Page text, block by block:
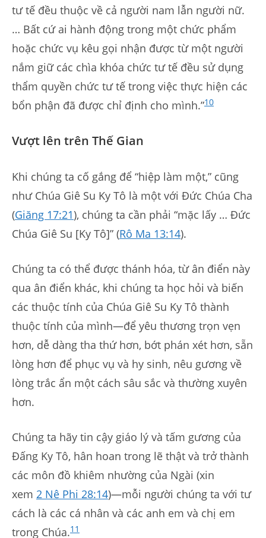
tư tế đều thuộc về cả người nam lẫn người nữ.
… Bất cứ ai hành động trong một chức phẩm
hoặc chức vụ kêu gọi nhận được từ một người
nắm giữ các chìa khóa chức tư tế đều sử dụng
thẩm quyền chức tư tế trong việc thực hiện các
bổn phận đã được chỉ định cho mình.”10
Vượt lên trên Thế Gian
Khi chúng ta cố gắng để “hiệp làm một,” cũng
như Chúa Giê Su Ky Tô là một với Đức Chúa Cha
(Giăng 17:21), chúng ta cần phải “mặc lấy … Đức
Chúa Giê Su [Ky Tô]” (Rô Ma 13:14).
Chúng ta có thể được thánh hóa, từ ân điển này
qua ân điển khác, khi chúng ta học hỏi và biến
các thuộc tính của Chúa Giê Su Ky Tô thành
thuộc tính của mình—để yêu thương trọn vẹn
hơn, dễ dàng tha thứ hơn, bớt phán xét hơn, sẵn
lòng hơn để phục vụ và hy sinh, nêu gương về
lòng trắc ẩn một cách sâu sắc và thường xuyên
hơn.
Chúng ta hãy tin cậy giáo lý và tấm gương của
Đấng Ky Tô, hân hoan trong lẽ thật và trở thành
các môn đồ khiêm nhường của Ngài (xin
xem 2 Nê Phi 28:14)—mỗi người chúng ta với tư
cách là các cá nhân và các anh em và chị em
trong Chúa.11